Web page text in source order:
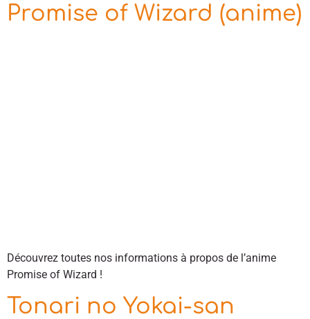
Promise of Wizard (anime)
Découvrez toutes nos informations à propos de l’anime
Promise of Wizard !
Tonari no Yokai-san